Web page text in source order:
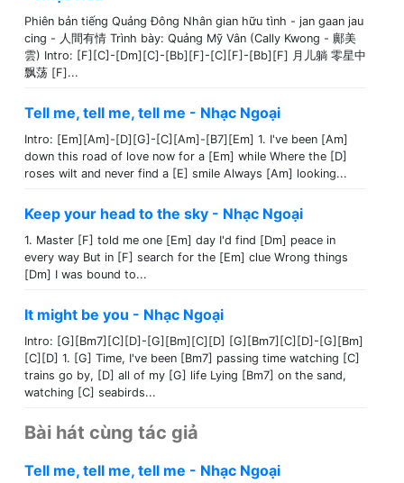
Phiên bản tiếng Quảng Đông Nhân gian hữu tình - jan gaan jau
cing - 人間有情 Trình bày: Quảng Mỹ Vân (Cally Kwong - 鄺美
雲) Intro: [F][C]-[Dm][C]-[Bb][F]-[C][F]-[Bb][F] 月儿躺 零星中
飘荡 [F]...
Tell me, tell me, tell me - Nhạc Ngoại
Intro: [Em][Am]-[D][G]-[C][Am]-[B7][Em] 1. I've been [Am]
down this road of love now for a [Em] while Where the [D]
roses wilt and never find a [E] smile Always [Am] looking...
Keep your head to the sky - Nhạc Ngoại
1. Master [F] told me one [Em] day I'd find [Dm] peace in
every way But in [F] search for the [Em] clue Wrong things
[Dm] I was bound to...
It might be you - Nhạc Ngoại
Intro: [G][Bm7][C][D]-[G][Bm][C][D] [G][Bm7][C][D]-[G][Bm]
[C][D] 1. [G] Time, I've been [Bm7] passing time watching [C]
trains go by, [D] all of my [G] life Lying [Bm7] on the sand,
watching [C] seabirds...
Bài hát cùng tác giả
Tell me, tell me, tell me - Nhạc Ngoại